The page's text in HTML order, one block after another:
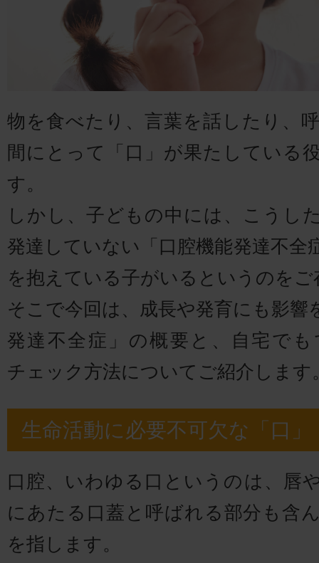
物を食べたり、言葉を話したり、
間にとって「口」が果たしている
す。
しかし、子どもの中には、こうし
発達していない「口腔機能発達不全
を抱えている子がいるというのを
そこで今回は、成長や発育にも影響
発達不全症」の概要と、自宅で
チェック方法についてご紹介します
生命活動に必要不可欠な「口」
口腔、いわゆる口というのは、唇
にあたる口蓋と呼ばれる部分も含
を指します。